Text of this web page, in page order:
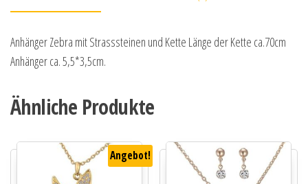
Anhänger Zebra mit Strasssteinen und Kette Länge der Kette ca.70cm
Anhänger ca. 5,5*3,5cm.
Ähnliche Produkte
Angebot!